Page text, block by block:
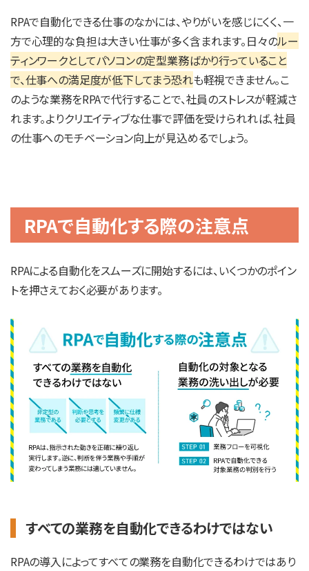
RPAで自動化できる仕事のなかには、やりがいを感じにくく、一
方で心理的な負担は大きい仕事が多く含まれます。日々のルー
ティンワークとしてパソコンの定型業務ばかり行っていること
で、仕事への満足度が低下してまう恐れも軽視できません。こ
のような業務をRPAで代行することで、社員のストレスが軽減さ
れます。よりクリエイティブな仕事で評価を受けられれば、社員
の仕事へのモチベーション向上が見込めるでしょう。
RPAで自動化する際の注意点
RPAによる自動化をスムーズに開始するには、いくつかのポイン
トを押さえておく必要があります。
すべての業務を自動化できるわけではない
RPAの導入によってすべての業務を自動化できるわけではあり